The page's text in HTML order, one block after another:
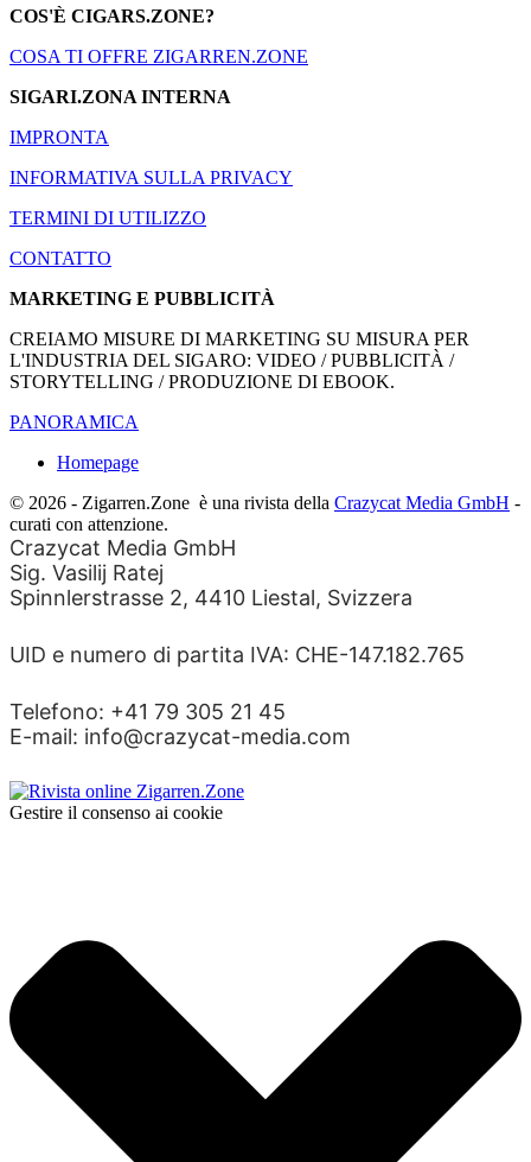
COS'È CIGARS.ZONE?
COSA TI OFFRE ZIGARREN.ZONE
SIGARI.ZONA INTERNA
IMPRONTA
INFORMATIVA SULLA PRIVACY
TERMINI DI UTILIZZO
CONTATTO
MARKETING E PUBBLICITÀ
CREIAMO MISURE DI MARKETING SU MISURA PER
L'INDUSTRIA DEL SIGARO: VIDEO / PUBBLICITÀ /
STORYTELLING / PRODUZIONE DI EBOOK.
PANORAMICA
Homepage
© 2026 - Zigarren.Zone è una rivista della Crazycat Media GmbH -
curati con attenzione.
Crazycat Media GmbH
Sig. Vasilij Ratej
Spinnlerstrasse 2, 4410 Liestal, Svizzera
UID e numero di partita IVA: CHE-147.182.765
Telefono: +41 79 305 21 45
E-mail: info@crazycat-media.com
Gestire il consenso ai cookie